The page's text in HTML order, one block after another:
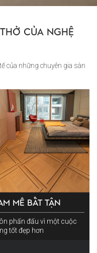
CỦA NGHỆ
của những chuyên gia sàn
MÊ BẤT TẬN
phấn đấu vì một cuộc
tốt đẹp hơn